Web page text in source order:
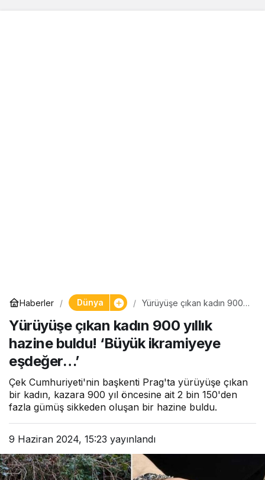
Haberler Dünya
Yürüyüşe çıkan kadın 900
ikramiyeye eşdeğer…’
Yürüyüşe çıkan kadın 900 yıllık
hazine buldu! ‘Büyük ikramiyeye
eşdeğer…’
Çek Cumhuriyeti'nin başkenti Prag'ta yürüyüşe çıkan
bir kadın, kazara 900 yıl öncesine ait 2 bin 150'den
fazla gümüş sikkeden oluşan bir hazine buldu.
9 Haziran 2024, 15:23 yayınlandı